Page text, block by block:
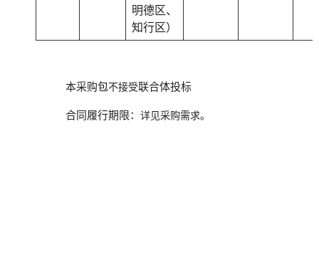
明德区、
知行区）
本采购包不接受联合体投标
合同履行期限： 详见采购需求。